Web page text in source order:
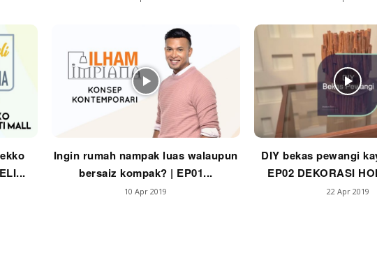
Tip Impiana
Tip Laman
Hub Ideaktiv
Ingin rumah nampak luas walaupun
bersaiz kompak? | EP01...
10 Apr 2019
DIY bekas pewangi
EP02 DEKORASI
22 Apr 2019